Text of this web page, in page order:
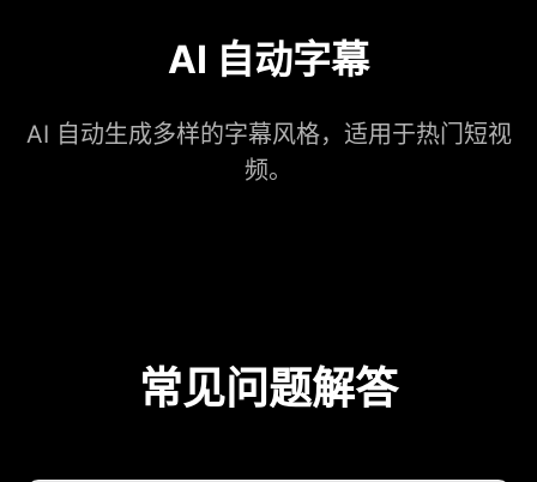
AI 自动字幕
AI 自动生成多样的字幕风格，适用于热门短视
频。
常见问题解答